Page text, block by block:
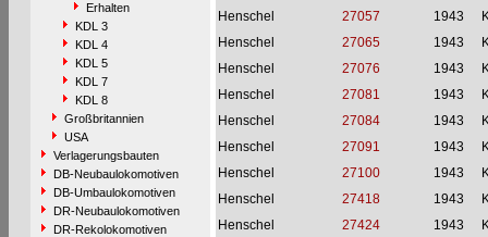
Erhalten
KDL 3
KDL 4
KDL 5
KDL 7
KDL 8
Großbritannien
USA
Verlagerungsbauten
DB-Neubaulokomotiven
DB-Umbaulokomotiven
DR-Neubaulokomotiven
DR-Rekolokomotiven
Henschel
27057 1943
Henschel
27065 1943
Henschel
27076 1943
Henschel
27081 1943
Henschel
27084 1943
Henschel
27091 1943
Henschel
27100 1943
Henschel
27418 1943
Henschel
27424 1943